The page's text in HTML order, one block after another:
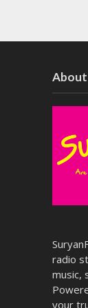
About
radio
music,
your